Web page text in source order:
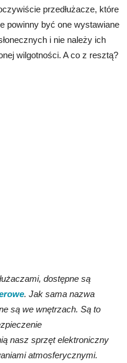
przedłużacze, które
powinny być one wystawiane
i nie należy ich
wilgotności. A co z resztą?
dostępne są
. Jak sama nazwa
są we wnętrzach. Są to
nasz sprzęt elektroniczny
atmosferycznymi.